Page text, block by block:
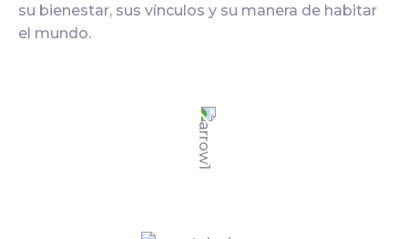
su bienestar, sus vínculos y su manera de habitar
el mundo.